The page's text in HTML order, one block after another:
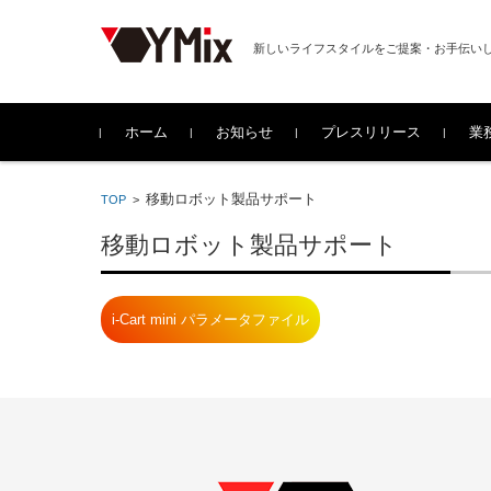
新しいライフスタイルをご提案・お手伝い
コンテンツに移動
ホーム
お知らせ プレスリリース 業
TOP > 移動ロボット製品サポート
移動ロボット製品サポート
i-Cart mini パラメータファイル